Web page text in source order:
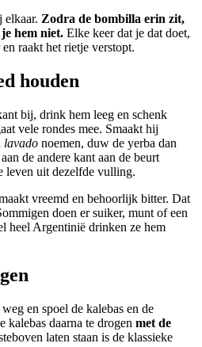
elkaar. Zodra de bombilla erin zit,
hem niet. Elke keer dat je dat doet,
raakt het rietje verstopt.
houden
bij, drink hem leeg en schenk
vele rondes mee. Smaakt hij
lavado noemen, duw de yerba dan
de andere kant aan de beurt
leven uit dezelfde vulling.
vreemd en behoorlijk bitter. Dat
doen er suiker, munt of een
heel Argentinië drinken ze hem
en spoel de kalebas en de
kalebas daarna te drogen met de
laten staan is de klassieke